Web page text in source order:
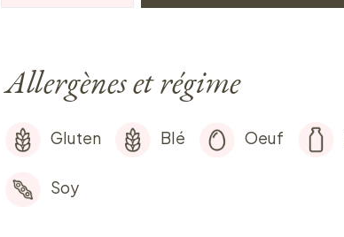
Allergènes et régime
Gluten Blé Oeuf
Soy